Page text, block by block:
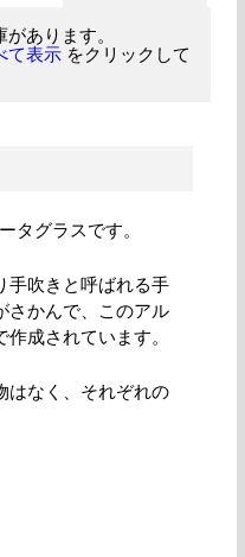
あります。
て表示 をクリックして
タグラスです。
手吹きと呼ばれる手
さかんで、このアル
成されています。
はなく、それぞれの